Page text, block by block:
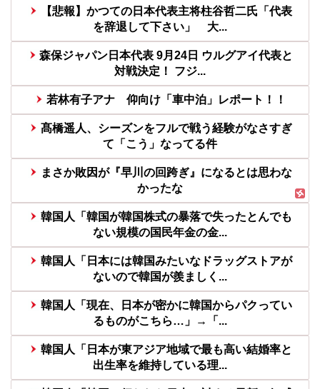
【悲報】かつての日本代表主将柱谷哲二氏「代表
を辞退して下さい」 大...
森保ジャパン日本代表 9月24日 ウルグアイ代表と
対戦決定！ フジ...
若林有子アナ 仰向け「車中泊」レポート！！
髙橋遥人、シーズンをフルで戦う経験がなさすぎ
て「こう」なってる件
まさか敗因が『早川の回跨ぎ』になるとは思わな
かったな
韓国人「韓国が韓国株式の暴落で失ったとんでも
ない規模の国民年金の金...
韓国人「日本には韓国みたいなドラッグストアが
ないので韓国が羨ましく...
韓国人「現在、日本が密かに韓国からパクってい
るものがこちら…」→「...
韓国人「日本が東アジア地域で最も高い結婚率と
出生率を維持している理...